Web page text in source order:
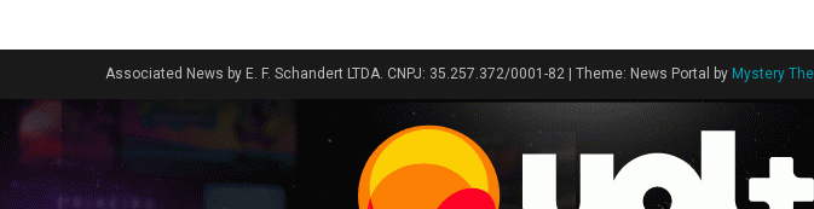
Associated News by E. F. Schandert LTDA. CNPJ: 35.257.372/0001-82 | Theme: News Portal by Mystery